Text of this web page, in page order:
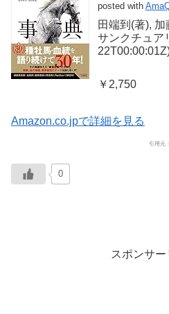
posted with
田端到(著), 加
サンクチュア
￥2,750
Amazon.co.jpで詳細を見る
引用元：
0
スポンサー